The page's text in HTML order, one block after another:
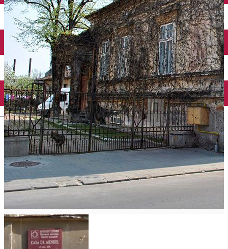
English
Închirieri auto
Închirieri biciclete
Taxi
Încărcare vehicule electrice